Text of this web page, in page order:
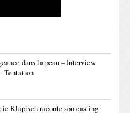
dans la peau – Interview
Tentation
Klapisch raconte son casting